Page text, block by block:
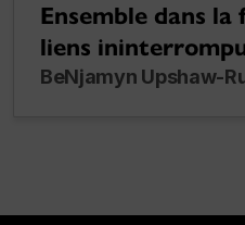
Ensemble dans la
liens
BeNjamyn Upshaw-